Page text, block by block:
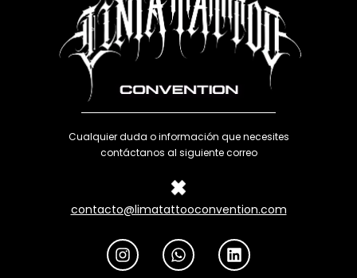
Cualquier duda o información que necesites
contáctanos al siguiente correo
contacto@limatattooconvention.com